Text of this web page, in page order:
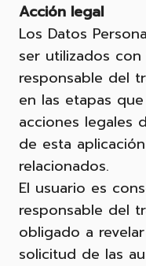
Acción legal
Los Datos
ser utilizados
responsable del
en las etapas
acciones legales
de esta
relacionados.
El usuario es
responsable del
obligado a
solicitud de las